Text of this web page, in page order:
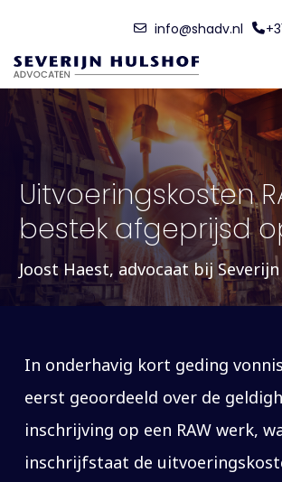
main
content
info@shadv.nl
Uitvoeringskosten
bestek afgeprijsd
Joost Haest, advocaat bij
In onderhavig kort geding
eerst geoordeeld over de
inschrijving op een RAW werk,
inschrijfstaat de